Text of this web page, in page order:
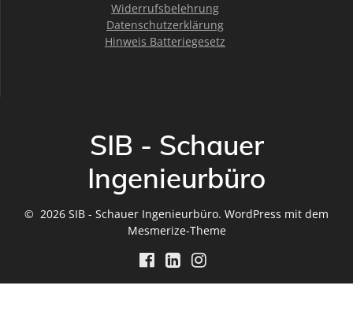
Widerrufsbelehrung
Datenschutzerklärung
Hinweis Batteriegesetz
SIB - Schauer
Ingenieurbüro
© 2026 SIB - Schauer Ingenieurbüro. WordPress mit dem
Mesmerize-Theme